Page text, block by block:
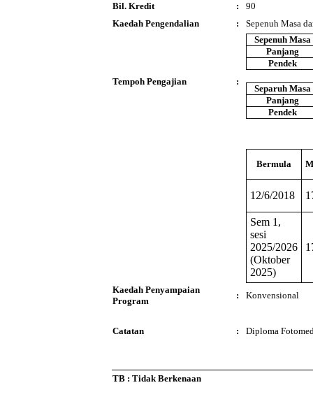
Bil. Kredit
:
90
Kaedah Pengendalian
: Sepenuh Masa
Tempoh Pengajian :
Sepenuh Masa
Panjang
Pendek
Separuh Masa
Panjang
Pendek
Bermula
12/6/2018
Sem 1,
sesi
2025/2026
(Oktober
2025)
Kaedah Penyampaian
Program
: Konvensional
Catatan : Diploma
TB : Tidak Berkenaan